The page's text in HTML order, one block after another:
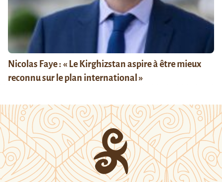
Nicolas Faye : « Le Kirghizstan aspire à être mieux
reconnu sur le plan international »